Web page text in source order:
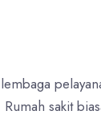
Rumah sakit